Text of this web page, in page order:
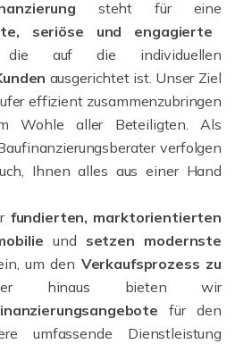
steht für eine
seriöse und engagierte
auf die individuellen
ausgerichtet ist. Unser Ziel
effizient zusammenzubringen
Wohle aller Beteiligten. Als
verfolgen
Ihnen alles aus einer Hand
fundierten, marktorientierten
und setzen modernste
um den Verkaufsprozess zu
hinaus bieten wir
für den
umfassende Dienstleistung